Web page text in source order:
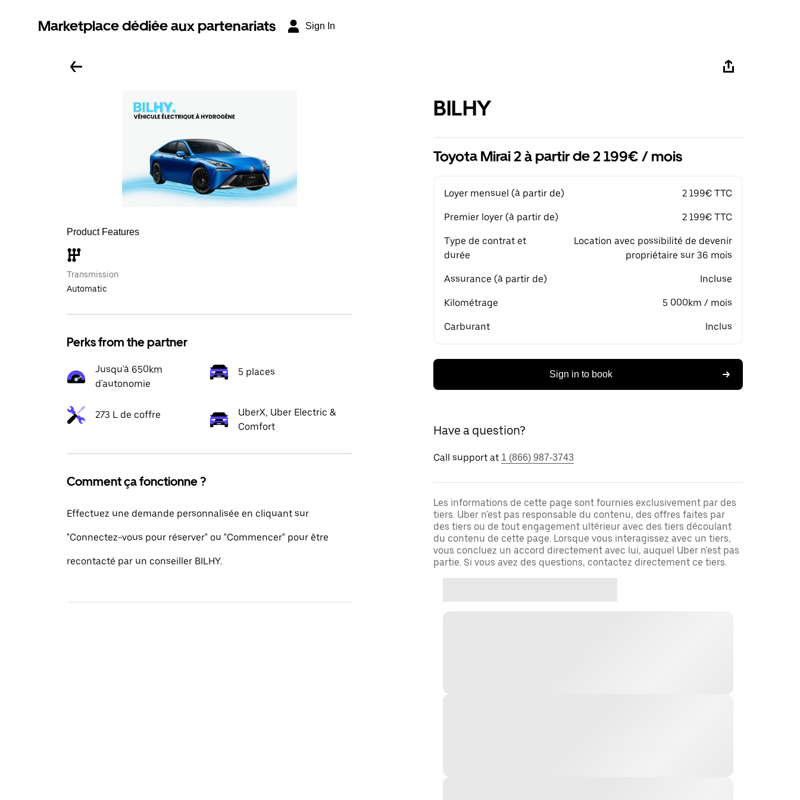
Marketplace dédiée aux partenariats Sign In
Product Features
Transmission
Automatic
Perks from the partner
Jusqu'à 650km
d'autonomie
5 places
273 L de coffre
UberX, Uber Electric &
Comfort
Comment ça fonctionne ?
Effectuez une demande personnalisée en cliquant sur
"Connectez-vous pour réserver" ou "Commencer" pour être
recontacté par un conseiller BILHY.
BILHY
Toyota Mirai 2 à partir de 2 199€ / mois
Loyer mensuel (à partir de) 2 199€ TTC
Premier loyer (à partir de) 2 199€ TTC
Type de contrat et
durée
Location avec possibilité de devenir
propriétaire sur 36 mois
Assurance (à partir de) Incluse
Kilométrage 5 000km / mois
Carburant Inclus
Sign in to book
Have a question?
Call support at 1 (866) 987-3743
Les informations de cette page sont fournies exclusivement par des
tiers. Uber n'est pas responsable du contenu, des offres faites par
des tiers ou de tout engagement ultérieur avec des tiers découlant
du contenu de cette page. Lorsque vous interagissez avec un tiers,
vous concluez un accord directement avec lui, auquel Uber n'est pas
partie. Si vous avez des questions, contactez directement ce tiers.